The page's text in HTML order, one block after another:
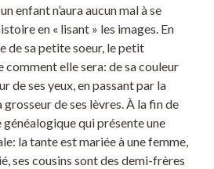
enfant n’aura aucun mal à se
en « lisant » les images. En
de sa petite soeur, le petit
comment elle sera: de sa couleur
de ses yeux, en passant par la
de ses lèvres. À la fin de
généalogique qui présente une
la tante est mariée à une femme,
ses cousins sont des demi-frères